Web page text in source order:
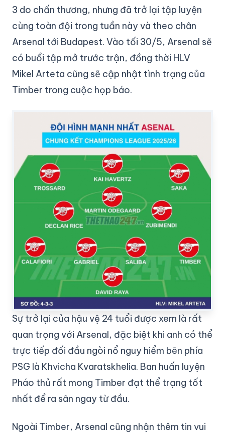
3 do chấn thương, nhưng đã trở lại tập luyện
cùng toàn đội trong tuần này và theo chân
Arsenal tới Budapest. Vào tối 30/5, Arsenal sẽ
có buổi tập mở trước trận, đồng thời HLV
Mikel Arteta cũng sẽ cập nhật tình trạng của
Timber trong cuộc họp báo.
Sự trở lại của hậu vệ 24 tuổi được xem là rất
quan trọng với Arsenal, đặc biệt khi anh có thể
trực tiếp đối đầu ngòi nổ nguy hiểm bên phía
PSG là Khvicha Kvaratskhelia. Ban huấn luyện
Pháo thủ rất mong Timber đạt thể trạng tốt
nhất để ra sân ngay từ đầu.
Ngoài Timber, Arsenal cũng nhận thêm tin vui